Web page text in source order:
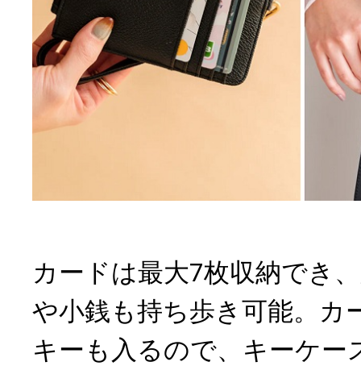
カードは最大7枚収納でき
や小銭も持ち歩き可能。カ
キーも入るので、キーケー